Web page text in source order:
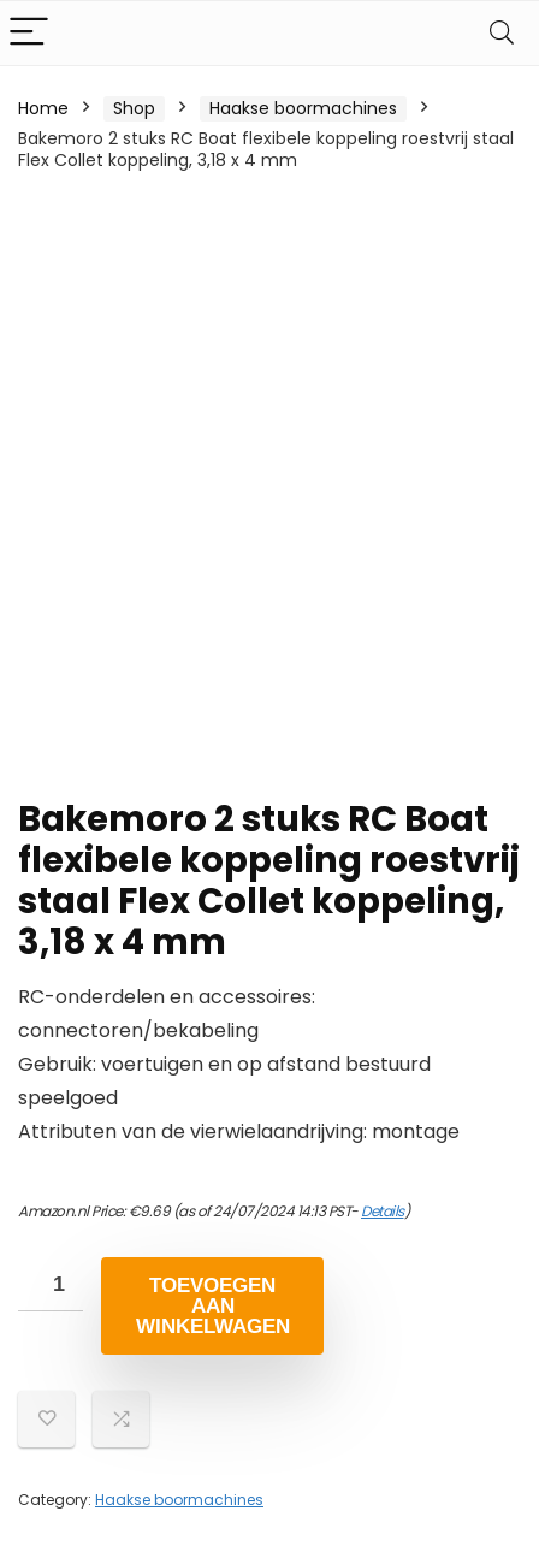
Home Shop
Haakse boormachines
Bakemoro 2 stuks RC Boat flexibele koppeling roestvrij staal
Flex Collet koppeling, 3,18 x 4 mm
Bakemoro 2 stuks RC Boat
flexibele koppeling roestvrij
staal Flex Collet koppeling,
3,18 x 4 mm
RC-onderdelen en accessoires:
connectoren/bekabeling
Gebruik: voertuigen en op afstand bestuurd
speelgoed
Attributen van de vierwielaandrijving: montage
Amazon.nl Price:€9.69(as of 24/07/2024 14:13 PST-Details)
TOEVOEGEN
AAN
WINKELWAGEN
Category: Haakse boormachines